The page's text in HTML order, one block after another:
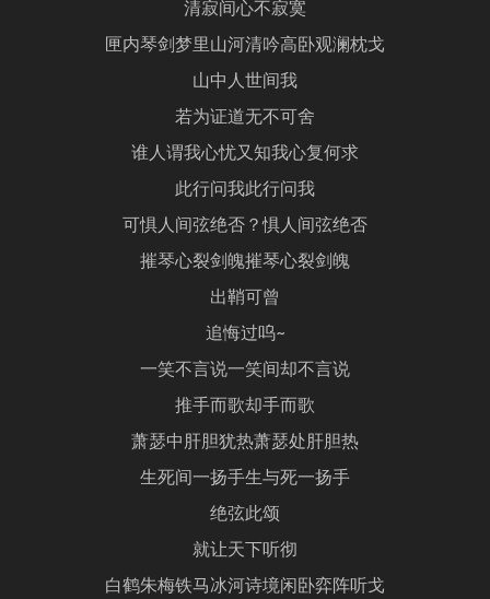
清寂间心不寂寞
匣内琴剑梦里山河清吟高卧观澜枕戈
山中人世间我
若为证道无不可舍
谁人谓我心忧又知我心复何求
此行问我此行问我
可惧人间弦绝否？惧人间弦绝否
摧琴心裂剑魄摧琴心裂剑魄
出鞘可曾
追悔过呜~
一笑不言说一笑间却不言说
推手而歌却手而歌
萧瑟中肝胆犹热萧瑟处肝胆热
生死间一扬手生与死一扬手
绝弦此颂
就让天下听彻
白鹤朱梅铁马冰河诗境闲卧弈阵听戈